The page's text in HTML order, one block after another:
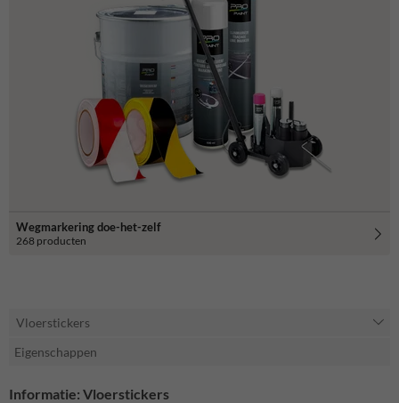
Wegmarkering doe-het-zelf
268 producten
Vloerstickers
Eigenschappen
Informatie: Vloerstickers